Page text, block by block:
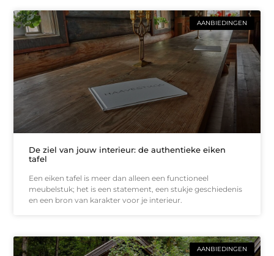
AANBIEDINGEN
De ziel van jouw interieur: de authentieke eiken
tafel
Een eiken tafel is meer dan alleen een functioneel
meubelstuk; het is een statement, een stukje geschiedenis
en een bron van karakter voor je interieur.
AANBIEDINGEN